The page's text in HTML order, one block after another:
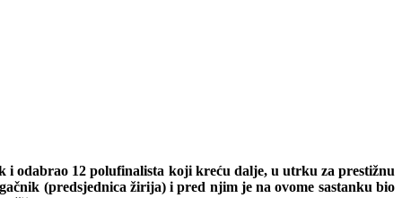
i odabrao 12 polufinalista koji kreću dalje, u utrku za prestižnu
(predsjednica žirija) i pred njim je na ovome sastanku bio